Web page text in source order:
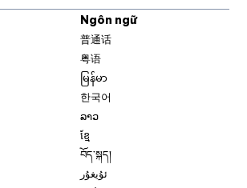
Ngôn ngữ
普通话
粤语
မြန်မာ
한국어
ລາວ
ខ្មែ
བོད་སྐད།
ئۇيغۇر